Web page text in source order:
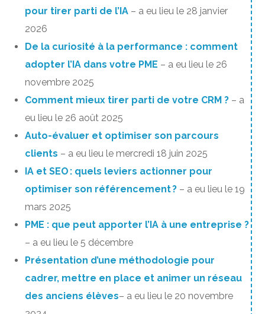
pour tirer parti de l’IA – a eu lieu le 28 janvier
2026
De la curiosité à la performance : comment
adopter l’IA dans votre PME – a eu lieu le 26
novembre 2025
Comment mieux tirer parti de votre CRM ? – a
eu lieu le 26 août 2025
Auto-évaluer et optimiser son parcours
clients – a eu lieu le mercredi 18 juin 2025
IA et SEO : quels leviers actionner pour
optimiser son référencement ? – a eu lieu le 19
mars 2025
PME : que peut apporter l’IA à une entreprise ?
– a eu lieu le 5 décembre
Présentation d’une méthodologie pour
cadrer, mettre en place et animer un réseau
des anciens élèves– a eu lieu le 20 novembre